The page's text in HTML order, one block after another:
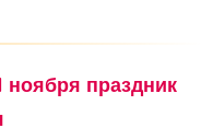
ноября праздник